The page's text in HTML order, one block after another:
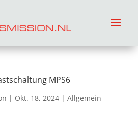
MPS6
| Okt. 18, 2024| Allgemein